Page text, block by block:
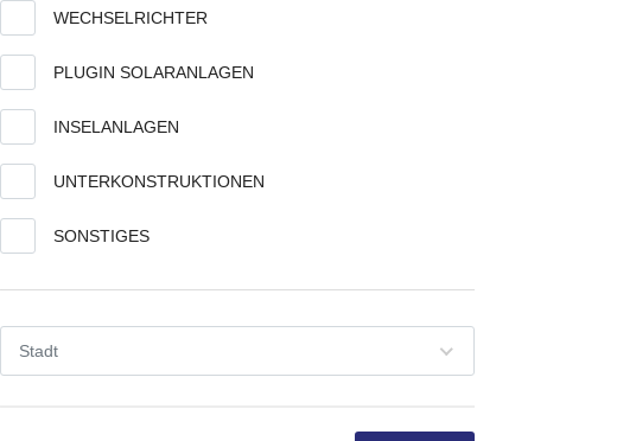
WECHSELRICHTER
PLUGIN SOLARANLAGEN
INSELANLAGEN
UNTERKONSTRUKTIONEN
SONSTIGES
Stadt